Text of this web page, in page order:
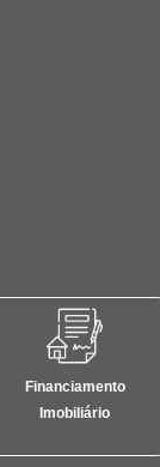
Financiamento
Imobiliário